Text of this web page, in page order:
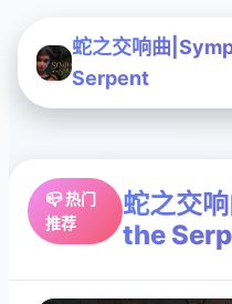
蛇之交响曲
Serpent
📪 热门
推荐
蛇之交
the